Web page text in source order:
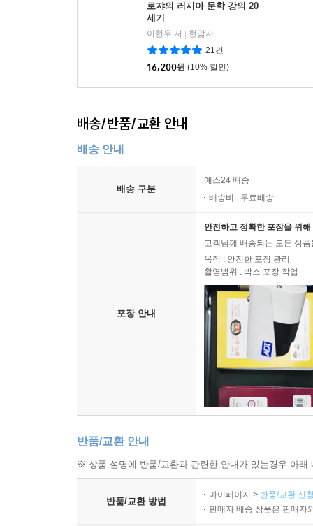
로쟈의 러시아 문학 강의 20
세기
이현우 저
현암사
21건
16,200원 (10% 할인)
배송/반품/교환 안내
배송 안내
배송 구분
예스24 배송
배송비 : 무료배송
포장 안내
안전하고 정확한 포장을 위
고객님께 배송되는 모든 상
목적 : 안전한 포장 관리
촬영범위 : 박스 포장 작업
반품/교환 안내
※ 상품 설명에 반품/교환과 관련한 안내가 있는경우 아
반품/교환 방법
마이페이지 > 반품/교환 신
판매자 배송 상품은 판매자